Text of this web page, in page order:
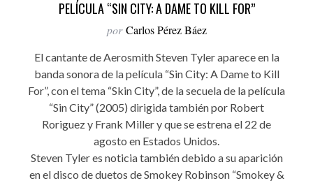
PELÍCULA “SIN CITY: A DAME TO KILL FOR”
por Carlos Pérez Báez
El cantante de Aerosmith Steven Tyler aparece en la
banda sonora de la película “Sin City: A Dame to Kill
For”, con el tema “Skin City”, de la secuela de la película
“Sin City” (2005) dirigida también por Robert
Roriguez y Frank Miller y que se estrena el 22 de
agosto en Estados Unidos.
Steven Tyler es noticia también debido a su aparición
en el disco de duetos de Smokey Robinson “Smokey &